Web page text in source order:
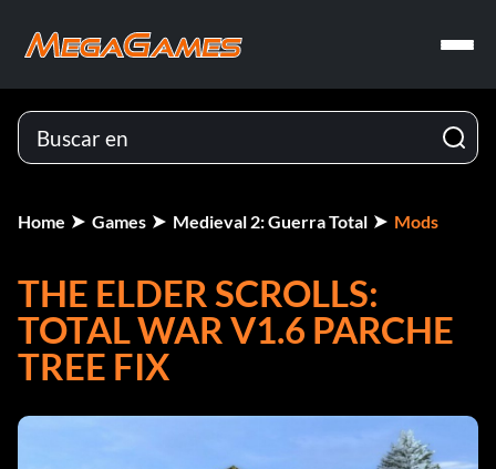
Home Games Medieval 2: Guerra Total Mods
THE ELDER SCROLLS:
TOTAL WAR V1.6 PARCHE
TREE FIX